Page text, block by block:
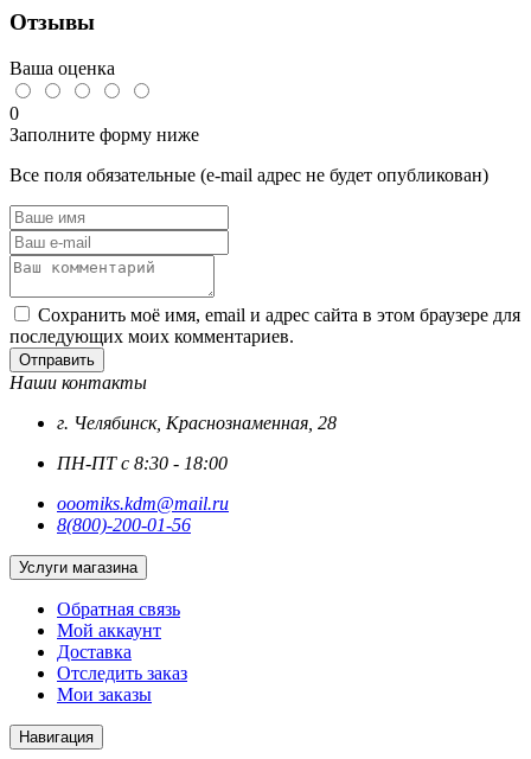
(3.2.1.)
Отзывы
Ваша оценка
0
Заполните форму ниже
Все поля обязательные (e-mail адрес не будет опубликован)
Сохранить моё имя, email и адрес сайта в этом браузере для
последующих моих комментариев.
Отправить
Наши контакты
г. Челябинск, Краснознаменная, 28
ПН-ПТ с 8:30 - 18:00
ooomiks.kdm@mail.ru
8(800)-200-01-56
Услуги магазина
Обратная связь
Мой аккаунт
Доставка
Отследить заказ
Мои заказы
Навигация